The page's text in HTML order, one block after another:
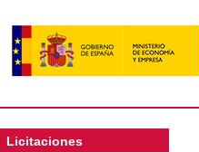
Licitaciones